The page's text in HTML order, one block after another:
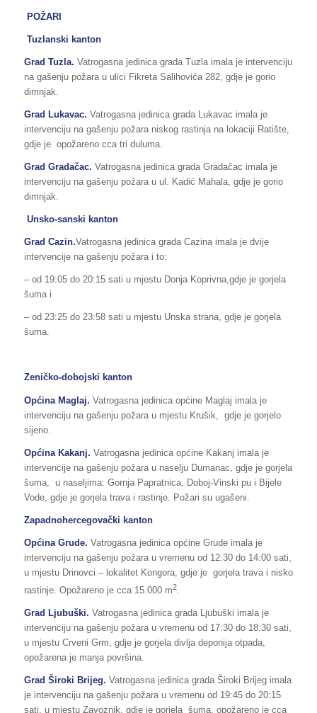
POŽARI
Tuzlanski kanton
Grad Tuzla. Vatrogasna jedinica grada Tuzla imala je intervenciju
na gašenju požara u ulici Fikreta Salihovića 282, gdje je gorio
dimnjak.
Grad Lukavac. Vatrogasna jedinica grada Lukavac imala je
intervenciju na gašenju požara niskog rastinja na lokaciji Ratište,
gdje je opožareno cca tri duluma.
Grad Gradačac. Vatrogasna jedinica grada Gradačac imala je
intervenciju na gašenju požara u ul. Kadić Mahala, gdje je gorio
dimnjak.
Unsko-sanski kanton
Grad Cazin.Vatrogasna jedinica grada Cazina imala je dvije
intervencije na gašenju požara i to:
– od 19:05 do 20:15 sati u mjestu Donja Koprivna,gdje je gorjela
šuma i
– od 23:25 do 23:58 sati u mjestu Unska strana, gdje je gorjela
šuma.
Zeničko-dobojski kanton
Općina Maglaj. Vatrogasna jedinica općine Maglaj imala je
intervenciju na gašenju požara u mjestu Krušik, gdje je gorjelo
sijeno.
Općina Kakanj. Vatrogasna jedinica općine Kakanj imala je
intervencije na gašenju požara u naselju Dumanac, gdje je gorjela
šuma, u naseljima: Gornja Papratnica, Doboj-Vinski pu i Bijele
Vode, gdje je gorjela trava i rastinje. Požari su ugašeni.
Zapadnohercegovački kanton
Općina Grude. Vatrogasna jedinica općine Grude imala je
intervenciju na gašenju požara u vremenu od 12:30 do 14:00 sati,
u mjestu Drinovci – lokalitet Kongora, gdje je gorjela trava i nisko
rastinje. Opožareno je cca 15.000 m2.
Grad Ljubuški. Vatrogasna jedinica grada Ljubuški imala je
intervenciju na gašenju požara u vremenu od 17:30 do 18:30 sati,
u mjestu Crveni Grm, gdje je gorjela divlja deponija otpada,
opožarena je manja površina.
Grad Široki Brijeg. Vatrogasna jedinica grada Široki Brijeg imala
je intervenciju na gašenju požara u vremenu od 19:45 do 20:15
sati, u mjestu Zavoznik, gdje je gorjela šuma, opožareno je cca